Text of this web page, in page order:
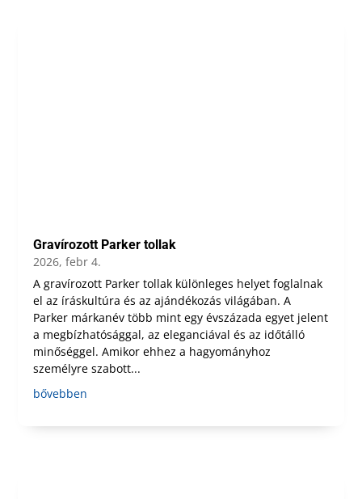
Gravírozott Parker tollak
2026, febr 4.
A gravírozott Parker tollak különleges helyet foglalnak
el az íráskultúra és az ajándékozás világában. A
Parker márkanév több mint egy évszázada egyet jelent
a megbízhatósággal, az eleganciával és az időtálló
minőséggel. Amikor ehhez a hagyományhoz
személyre szabott...
bővebben